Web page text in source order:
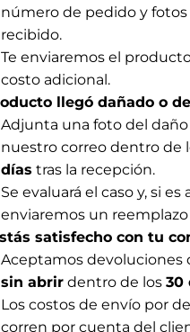
número de pedido y
recibido.
Te enviaremos el
costo adicional.
llegó dañado o
Adjunta una foto del daño
nuestro correo dentro de
días tras la recepción.
Se evaluará el caso y, si
enviaremos un
satisfecho con tu
Aceptamos devoluciones
sin abrir dentro de los 30
Los costos de envío por
corren por cuenta del